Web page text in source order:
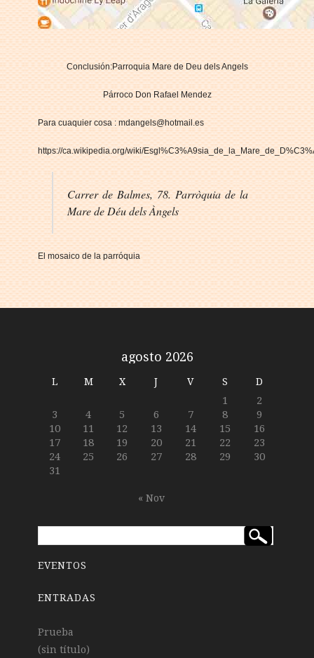
Conclusión:Parroquia Mare de Deu dels Angels
Párroco Don Rafael Mendez
Para cuaquier cosa :mdangels@hotmail.es
https://ca.wikipedia.org/wiki/
Carrer de Balmes, 78. Parròquia de la
Mare de Déu dels Àngels
El mosaico de la parróquia
agosto 2026
L M X J V S D
1
2
3
4 5 6 7 8
9
10
11 12 13 14 15
16
17
18 19 20 21 22
23
24
25 26 27 28 29
30
31
« Nov
EVENTOS
ENTRADAS
Prueba
(sin título)